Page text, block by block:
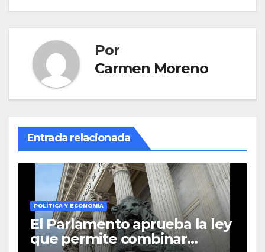
Por
Carmen Moreno
Entrada relacionada
POLÍTICA Y ECONOMÍA
El Parlamento aprueba la ley
que permite combinar